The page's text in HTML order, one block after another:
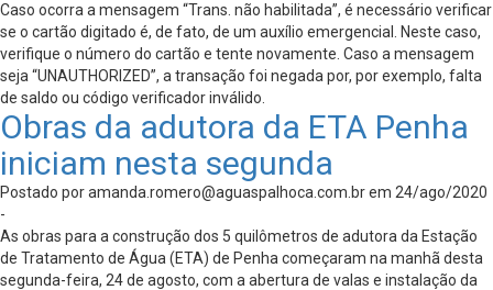
Caso ocorra a mensagem “Trans. não habilitada”, é necessário verificar
se o cartão digitado é, de fato, de um auxílio emergencial. Neste caso,
verifique o número do cartão e tente novamente. Caso a mensagem
seja “UNAUTHORIZED”, a transação foi negada por, por exemplo, falta
de saldo ou código verificador inválido.
Obras da adutora da ETA Penha
iniciam nesta segunda
Postado poramanda.romero@aguaspalhoca.com.brem 24/ago/2020
-
As obras para a construção dos 5 quilômetros de adutora da Estação
de Tratamento de Água (ETA) de Penha começaram na manhã desta
segunda-feira, 24 de agosto, com a abertura de valas e instalação da